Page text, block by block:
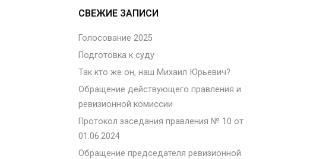
СВЕЖИЕ ЗАПИСИ
Голосование 2025
Подготовка к суду
Так кто же он, наш Михаил Юрьевич?
Обращение действующего правления и
ревизионной комиссии
Протокол заседания правления № 10 от
01.06.2024
Обращение председателя ревизионной